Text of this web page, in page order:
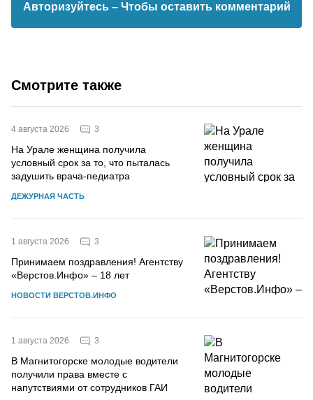
Авторизуйтесь – Чтобы оставить комментарий
Смотрите также
4 августа 2026 3
На Урале женщина получила
условный срок за то, что пыталась
задушить врача-педиатра
ДЕЖУРНАЯ ЧАСТЬ
1 августа 2026 3
Принимаем поздравления! Агентству
«Верстов.Инфо» – 18 лет
НОВОСТИ ВЕРСТОВ.ИНФО
1 августа 2026 3
В Магнитогорске молодые водители
получили права вместе с
напутствиями от сотрудников ГАИ